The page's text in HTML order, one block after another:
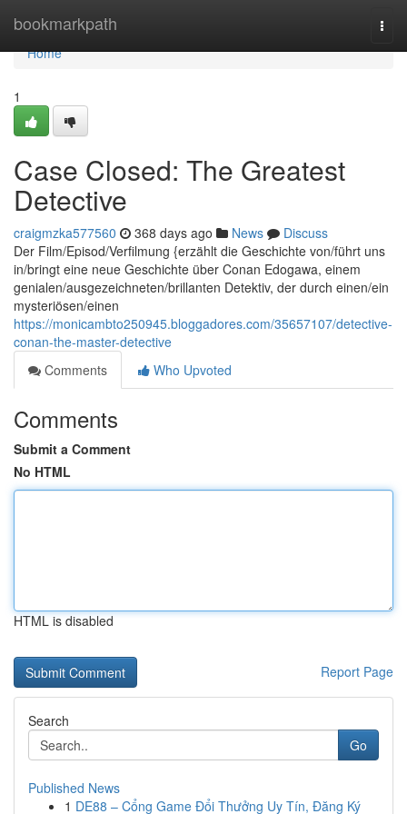
bookmarkpath
Home
Home
1
Case Closed: The Greatest
Detective
craigmzka577560 368 days ago News
Discuss
Der Film/Episod/Verfilmung {erzählt die Geschichte von/führt uns
in/bringt eine neue Geschichte über Conan Edogawa, einem
genialen/ausgezeichneten/brillanten Detektiv, der durch einen/ein
mysteriösen/einen
https://monicambto250945.bloggadores.com/35657107/detective-
conan-the-master-detective
Comments
Who Upvoted
Comments
Submit a Comment
No HTML
HTML is disabled
Report Page
Search
Go
Published News
1 DE88 – Cổng Game Đổi Thưởng Uy Tín, Đăng Ký